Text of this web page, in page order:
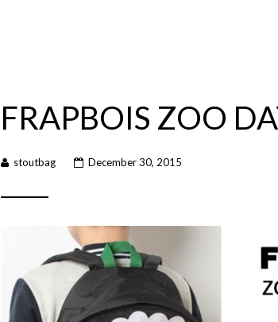
FRAPBOIS ZOO
stoutbag December 30, 2015